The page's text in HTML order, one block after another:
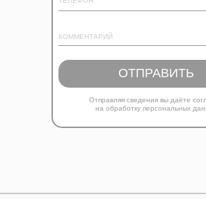
Отправляя сведения вы даёте
на обработку персональных
ОТПРАВИТЬ